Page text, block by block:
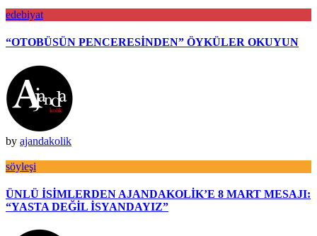
edebiyat
“OTOBÜSÜN PENCERESİNDEN” ÖYKÜLER OKUYUN
by ajandakolik
söyleşi
ÜNLÜ İSİMLERDEN AJANDAKOLİK’E 8 MART MESAJI:
“YASTA DEĞİL İSYANDAYIZ”